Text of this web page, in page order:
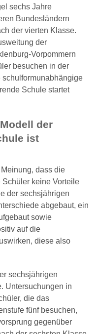
sechs Jahre
Bundesländern
der vierten Klasse.
der
Vorpommern
besuchen in der
schulformunabhängige
Schule startet
der
ist
dass die
keine Vorteile
der sechsjährigen
abgebaut, ein
sowie
auf die
diese also
sechsjährigen
Untersuchungen in
die das
fünf besuchen,
gegenüber